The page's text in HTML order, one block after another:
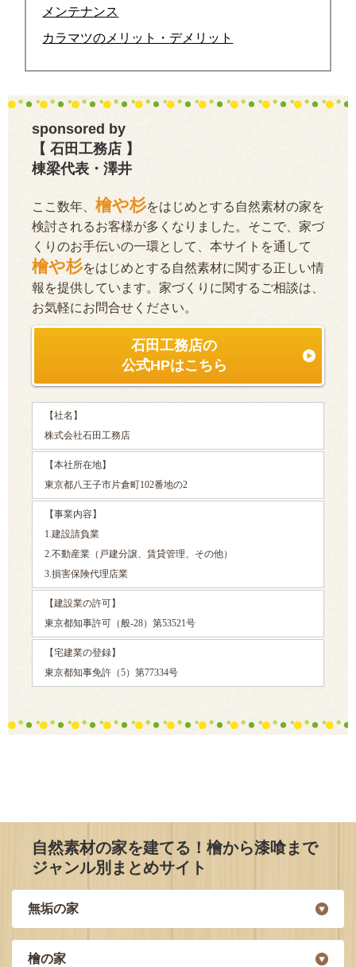
メンテナンス
カラマツのメリット・デメリット
sponsored by
【 石田工務店 】
棟梁代表・澤井
ここ数年、 檜や杉をはじめとする自然素材の家を
検討されるお客様が多くなりました。そこで、家づ
くりのお手伝いの一環として、本サイトを通して
檜や杉をはじめとする自然素材に関する正しい情
報を提供しています。家づくりに関するご相談は、
お気軽にお問合せください。
石田工務店の
公式HPはこちら
【社名】
株式会社石田工務店
【本社所在地】
東京都八王子市片倉町102番地の2
【事業内容】
1.建設請負業
2.不動産業（戸建分譲、賃貸管理、その他）
3.損害保険代理店業
【建設業の許可】
東京都知事許可（般-28）第53521号
【宅建業の登録】
東京都知事免許（5）第77334号
自然素材の家を建てる！檜から漆喰まで
ジャンル別まとめサイト
無垢の家
檜の家